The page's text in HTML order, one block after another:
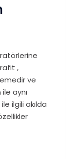
,
ve
aynı
ilgili akılda